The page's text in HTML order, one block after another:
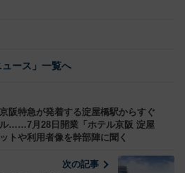
ュース」一覧へ
京阪特急が発着する淀屋橋駅からすぐ
……7月28日開業「ホテル京阪 淀屋
トや利用者像を幹部陣に聞く
次の記事